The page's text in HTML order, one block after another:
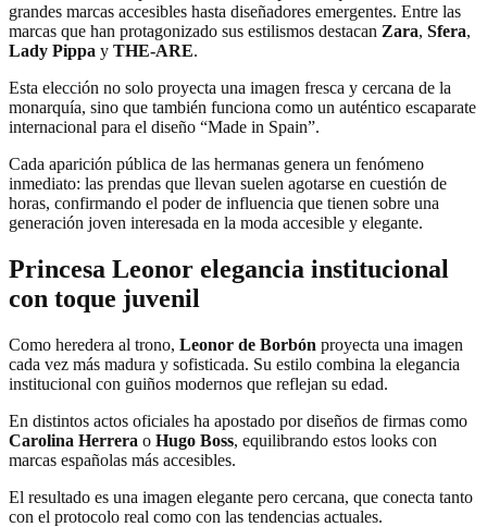
grandes marcas accesibles hasta diseñadores emergentes. Entre las
marcas que han protagonizado sus estilismos destacan Zara, Sfera,
Lady Pippa y THE-ARE.
Esta elección no solo proyecta una imagen fresca y cercana de la
monarquía, sino que también funciona como un auténtico escaparate
internacional para el diseño “Made in Spain”.
Cada aparición pública de las hermanas genera un fenómeno
inmediato: las prendas que llevan suelen agotarse en cuestión de
horas, confirmando el poder de influencia que tienen sobre una
generación joven interesada en la moda accesible y elegante.
Princesa Leonor elegancia institucional
con toque juvenil
Como heredera al trono, Leonor de Borbón proyecta una imagen
cada vez más madura y sofisticada. Su estilo combina la elegancia
institucional con guiños modernos que reflejan su edad.
En distintos actos oficiales ha apostado por diseños de firmas como
Carolina Herrera o Hugo Boss, equilibrando estos looks con
marcas españolas más accesibles.
El resultado es una imagen elegante pero cercana, que conecta tanto
con el protocolo real como con las tendencias actuales.